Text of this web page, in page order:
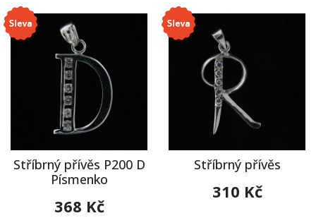
Stříbrný přívěs P200 D
Písmenko
368 Kč
Stříbrný přívěs
310 Kč